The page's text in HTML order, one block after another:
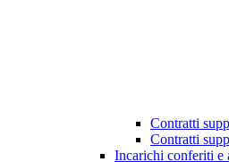
Contratti
Contratti
Incarichi conferiti e